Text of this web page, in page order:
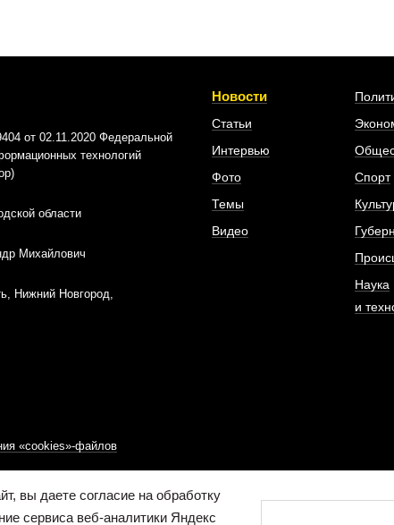
Новости
Статьи
Интервью
Фото
Темы
Видео
Спорт
Наука
и
от 02.11.2020 Федеральной
технологий
области
Михайлович
Нижний Новгород,
«cookies»-файлов
вы даете согласие на обработку
сервиса веб-аналитики Яндекс